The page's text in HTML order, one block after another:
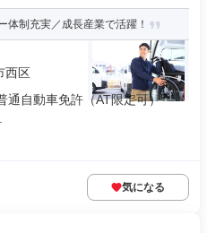
体制充実／成長産業で活躍！
西区
通自動車免許（AT限定可）
気になる